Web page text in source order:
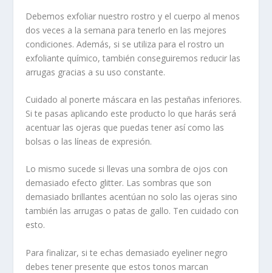
Debemos exfoliar nuestro rostro y el cuerpo al menos
dos veces a la semana para tenerlo en las mejores
condiciones. Además, si se utiliza para el rostro un
exfoliante químico, también conseguiremos reducir las
arrugas gracias a su uso constante.
Cuidado al ponerte máscara en las pestañas inferiores.
Si te pasas aplicando este producto lo que harás será
acentuar las ojeras que puedas tener así como las
bolsas o las líneas de expresión.
Lo mismo sucede si llevas una sombra de ojos con
demasiado efecto glitter. Las sombras que son
demasiado brillantes acentúan no solo las ojeras sino
también las arrugas o patas de gallo. Ten cuidado con
esto.
Para finalizar, si te echas demasiado eyeliner negro
debes tener presente que estos tonos marcan